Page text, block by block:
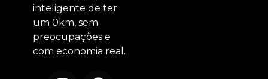
inteligente de ter
um 0km, sem
preocupações e
com economia real.